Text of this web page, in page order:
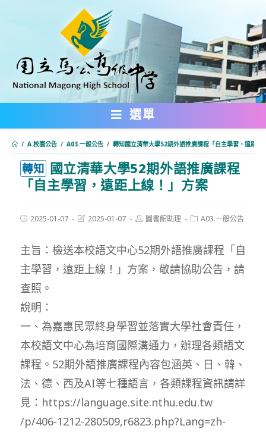
內
選單
/ A.校園公告 / A03.一般公告 / 轉知國立清華大學52期外語推廣課程「自主學習，遠距上
轉知 國立清華大學52期外語推廣課程
「自主學習，遠距上線！」方案
Post2025-01-07
Post2025-01-07
Post圖書館助理
PostA03.一般公告
主旨：檢送本校語文中心52期外語推廣課程「自
主學習，遠距上線！」方案，敬請協助公告，請
查照。
說明：
一、為嘉惠民眾終身學習並落實大學社會責任，
本校語文中心為培育國際溝通力，辦理各類語文
課程。52期外語推廣課程內容包涵英、日、韓、
法、德、西及AI等七種語言，各類課程資訊請詳
見：https://language.site.nthu.edu.tw
/p/406-1212-280509,r6823.php?Lang=zh-